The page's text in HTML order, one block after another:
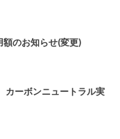
のお知らせ(変更)
カーボンニュートラル実